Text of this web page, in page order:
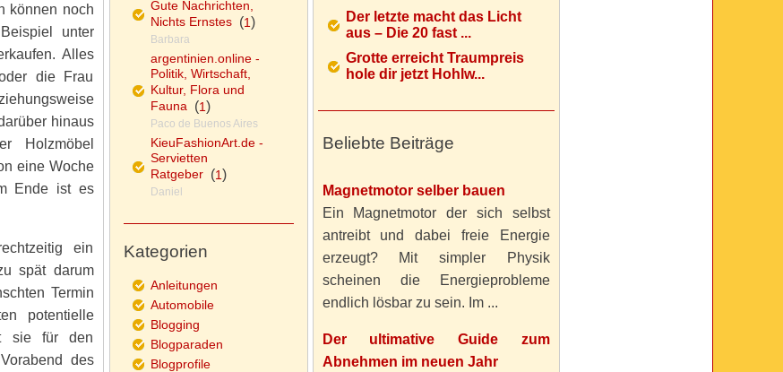
können noch
unter
Alles
die Frau
hinaus
Holzmöbel
eine Woche
Ende ist es
ein
spät darum
Termin
potentielle
sie für den
des
Der letzte macht das Licht
aus – Die 20 fast ...
Grotte erreicht Traumpreis
hole dir jetzt Hohlw...
Beliebte Beiträge
Magnetmotor selber bauen
Ein Magnetmotor der sich selbst
antreibt und dabei freie Energie
erzeugt? Mit simpler Physik
scheinen die Energieprobleme
endlich lösbar zu sein. Im ...
Der ultimative Guide zum
Abnehmen im neuen Jahr
Gute Nachrichten,
Nichts Ernstes(1)
Barbara
argentinien.online -
Politik, Wirtschaft,
Kultur, Flora und
Fauna(1)
Paco de Buenos Aires
KieuFashionArt.de -
Servietten
Ratgeber(1)
Daniel
Kategorien
Anleitungen
Automobile
Blogging
Blogparaden
Blogprofile